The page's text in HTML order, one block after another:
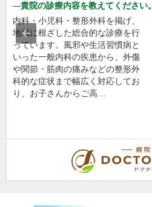
貴院の診療内容を教えてください。
内科・小児科・整形外科を掲げ、
地域に根ざした総合的な診療を行
っています。風邪や生活習慣病と
いった一般内科の疾患から、外傷
や関節・筋肉の痛みなどの整形外
科的な症状まで幅広く対応してお
り、お子さんからご高…